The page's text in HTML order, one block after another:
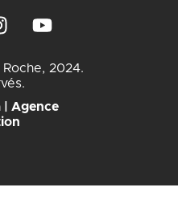
Roche, 2024.
| Agence